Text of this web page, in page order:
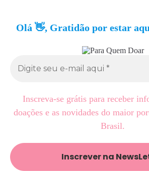
Olá 👋, Gratidão por estar
Inscreva-se grátis para receber
doações e as novidades do maior
Brasil.